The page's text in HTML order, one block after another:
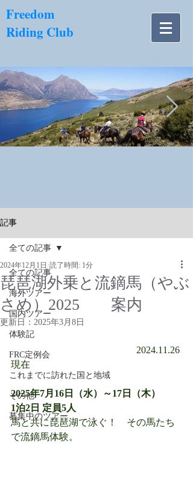
​Freedom
Riding Club
記事
全ての記事
海外ツアー
国内ツアー
体験記
FRC定例会
これまでに訪れた国と地域
その他
募集中のツアー
全ての記事
琵琶湖外乗と流鏑馬（やぶ
さめ）2025 案内
2024年12月1日 読了時間: 1分
更新日： 2025年3月8日
2024.11.26
現在
2025年7月16日（水）～17日（木）
1泊2日 定員5人
馬と共に琵琶湖で泳ぐ！　その馬たち
で流鏑馬体験。